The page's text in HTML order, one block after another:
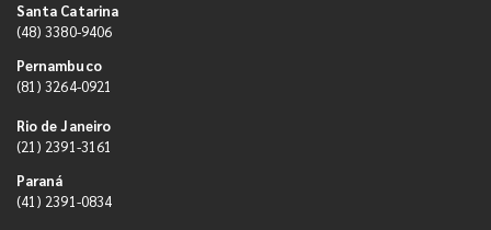
Santa Catarina
(48) 3380-9406
Pernambuco
(81) 3264-0921
Rio de Janeiro
(21) 2391-3161
Paraná
(41) 2391-0834